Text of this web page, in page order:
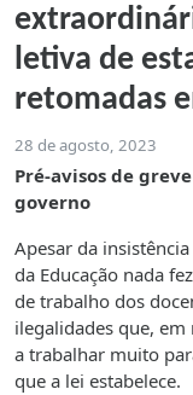
letiva de
retomadas
28 de agosto, 2023
Pré-avisos de
governo
Apesar da
da Educação nada
de trabalho dos
ilegalidades que,
a trabalhar muito
que a lei estabelece.